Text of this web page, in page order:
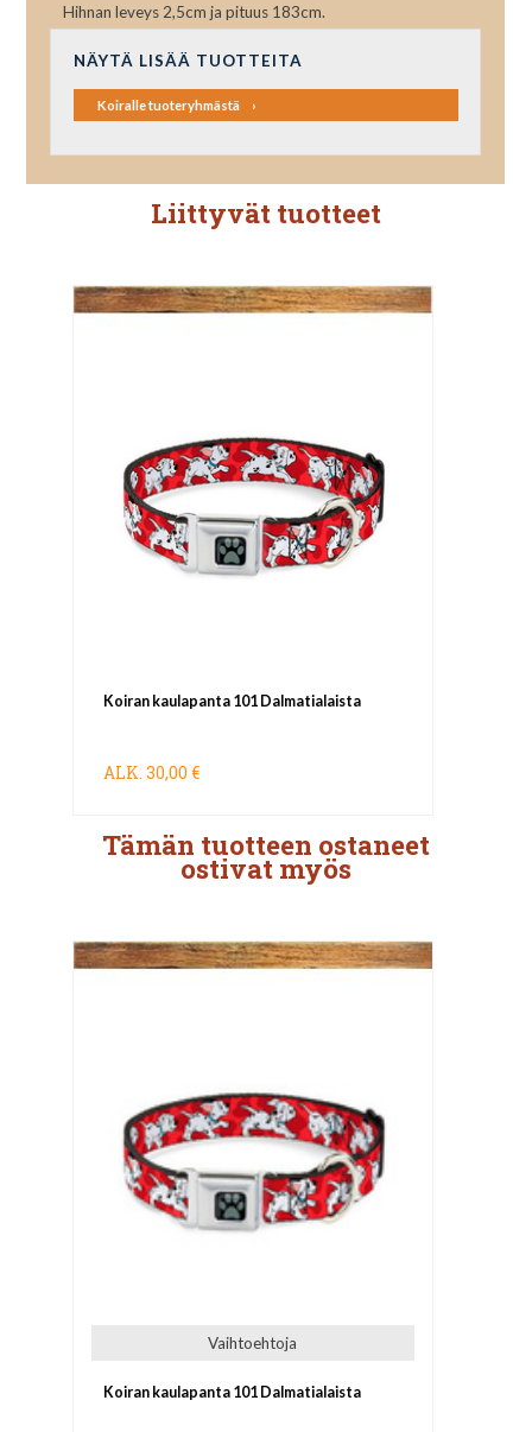
Hihnan leveys 2,5cm ja pituus 183cm.
NÄYTÄ LISÄÄ TUOTTEITA
Koiralle tuoteryhmästä
Liittyvät tuotteet
Koiran kaulapanta 101 Dalmatialaista
ALK. 30,00 €
Tämän tuotteen ostaneet
ostivat myös
Vaihtoehtoja
Koiran kaulapanta 101 Dalmatialaista